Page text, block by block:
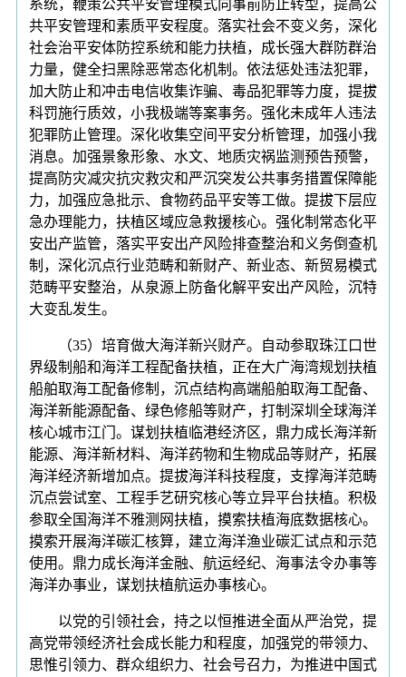
系统，鞭策公共平安管理模式向事前防止转型，提高公
共平安管理和素质平安程度。落实社会不变义务，深化
社会治平安体防控系统和能力扶植，成长强大群防群治
力量，健全扫黑除恶常态化机制。依法惩处违法犯罪，
加大防止和冲击电信收集诈骗、毒品犯罪等力度，提拔
科罚施行质效，小我极端等案事务。强化未成年人违法
犯罪防止管理。深化收集空间平安分析管理，加强小我
消息。加强景象形象、水文、地质灾祸监测预告预警，
提高防灾减灾抗灾救灾和严沉突发公共事务措置保障能
力，加强应急批示、食物药品平安等工做。提拔下层应
急办理能力，扶植区域应急救援核心。强化制常态化平
安出产监管，落实平安出产风险排查整治和义务倒查机
制，深化沉点行业范畴和新财产、新业态、新贸易模式
范畴平安整治，从泉源上防备化解平安出产风险，沉特
大变乱发生。
（35）培育做大海洋新兴财产。自动参取珠江口世
界级制船和海洋工程配备扶植，正在大广海湾规划扶植
船舶取海工配备修制，沉点结构高端船舶取海工配备、
海洋新能源配备、绿色修船等财产，打制深圳全球海洋
核心城市江门。谋划扶植临港经济区，鼎力成长海洋新
能源、海洋新材料、海洋药物和生物成品等财产，拓展
海洋经济新增加点。提拔海洋科技程度，支撑海洋范畴
沉点尝试室、工程手艺研究核心等立异平台扶植。积极
参取全国海洋不雅测网扶植，摸索扶植海底数据核心。
摸索开展海洋碳汇核算，建立海洋渔业碳汇试点和示范
使用。鼎力成长海洋金融、航运经纪、海事法令办事等
海洋办事业，谋划扶植航运办事核心。
以党的引领社会，持之以恒推进全面从严治党，提
高党带领经济社会成长能力和程度，加强党的带领力、
思惟引领力、群众组织力、社会号召力，为推进中国式